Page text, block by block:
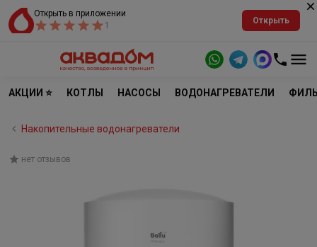
Открыть в приложении
1
Открыть
АКЦИИ ⭐ КОТЛЫ НАСОСЫ ВОДОНАГРЕВАТЕЛИ
Накопительные водонагреватели
нет отзывов